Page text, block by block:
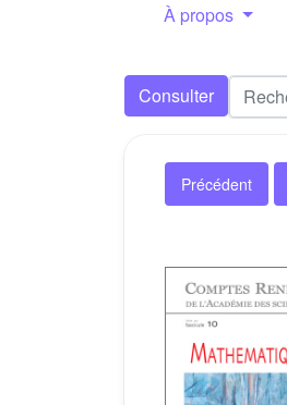
À propos
Consulter
Précédent